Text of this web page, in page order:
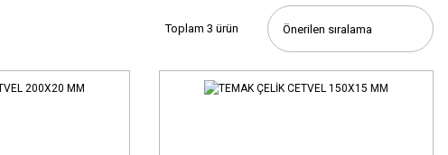
Toplam 3 ürün